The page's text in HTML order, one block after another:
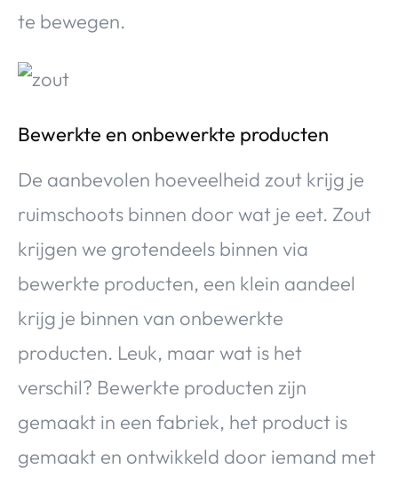
te bewegen.
Bewerkte en onbewerkte producten
De aanbevolen hoeveelheid zout krijg je
ruimschoots binnen door wat je eet. Zout
krijgen we grotendeels binnen via
bewerkte producten, een klein aandeel
krijg je binnen van onbewerkte
producten. Leuk, maar wat is het
verschil? Bewerkte producten zijn
gemaakt in een fabriek, het product is
gemaakt en ontwikkeld door iemand met